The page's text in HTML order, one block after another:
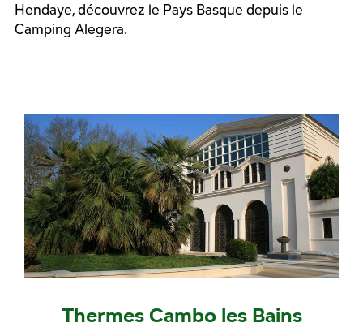
Hendaye, découvrez le Pays Basque depuis le
Camping Alegera.
Thermes Cambo les Bains